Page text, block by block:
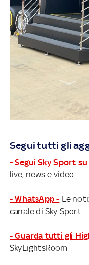
Segui tutti gli
- Segui Sky Sport
live, news e video
- WhatsApp - Le
canale di Sky Sport
- Guarda tutti gli
SkyLightsRoom